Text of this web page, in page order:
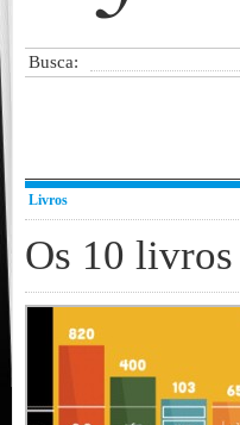
Busca:
Livros
Os 10